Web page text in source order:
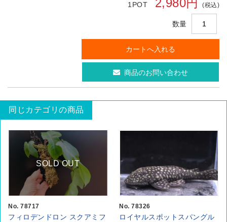
1POT 2,980円(税込)
数量
商品のお問い合わせ
同じカテゴリの商品
SOLD OUT
No. 78717
フィロデンドロン スクアミフ
No. 78326
ロイヤルスポットスパングル